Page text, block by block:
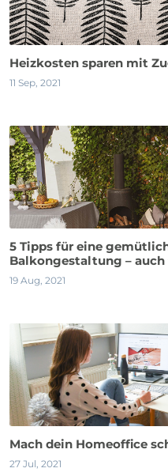
Heizkosten sparen mit
11 Sep, 2021
5 Tipps für eine
Balkongestaltung –
19 Aug, 2021
Mach dein Homeoffice
27 Jul, 2021